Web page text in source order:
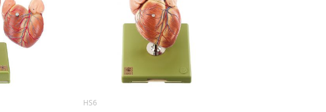
HS6